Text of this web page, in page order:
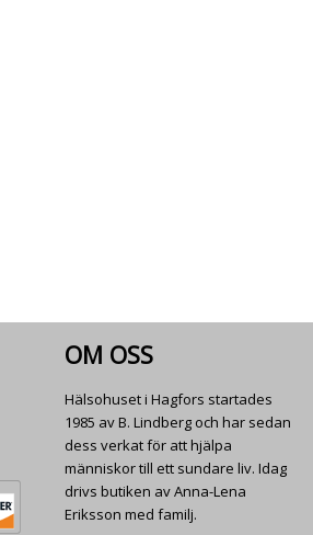
OM OSS
Hälsohuset i Hagfors startades
1985 av B. Lindberg och har sedan
dess verkat för att hjälpa
människor till ett sundare liv. Idag
drivs butiken av Anna-Lena
Eriksson med familj.